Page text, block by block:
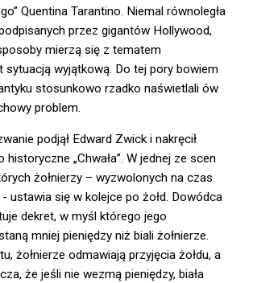
Quentina Tarantino. Niemal równoległa
przez gigantów Hollywood,
mierzą się z tematem
sytuacją wyjątkową. Do tej pory bowiem
stosunkowo rzadko naświetlali ów
problem.
podjął Edward Zwick i nakręcił
historyczne „Chwała”. W jednej ze scen
żołnierzy – wyzwolonych na czas
ustawia się w kolejce po żołd. Dowódca
dekret, w myśl którego jego
mniej pieniędzy niż biali żołnierze.
żołnierze odmawiają przyjęcia żołdu, a
że jeśli nie wezmą pieniędzy, biała